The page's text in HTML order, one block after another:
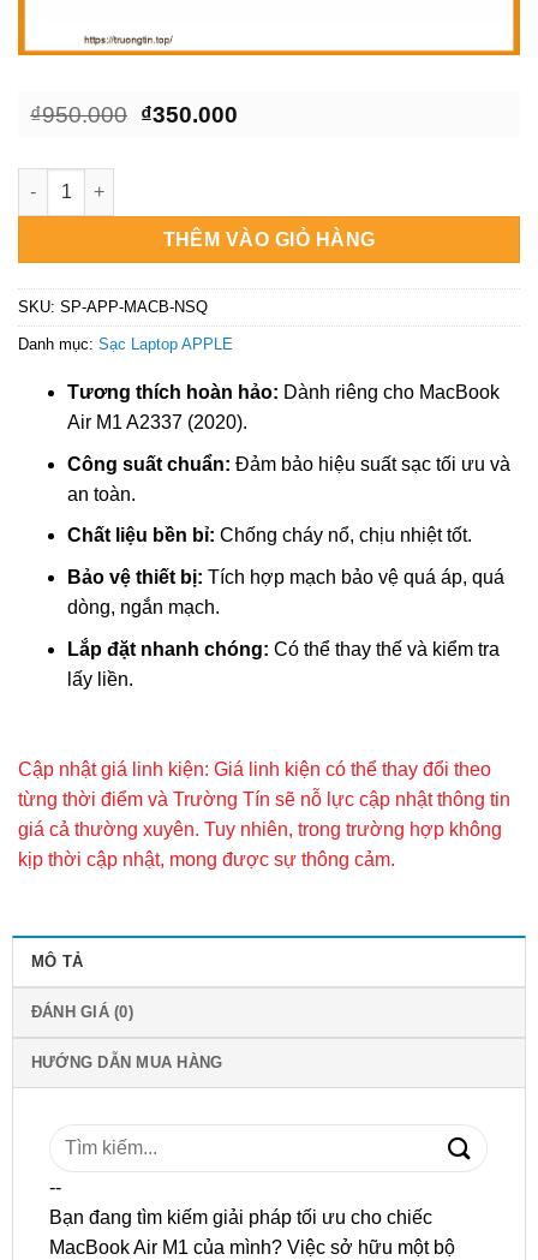
₫950.000 Giá
₫350.000Giá
Sạc Laptop APPLE MacBook Air M1 A2337 (2020) - Thay Thế
THÊM VÀO GIỎ HÀNG
SKU: SP-APP-MACB-NSQ
Danh mục: Sạc Laptop APPLE
Tương thích hoàn hảo: Dành riêng cho MacBook
Air M1 A2337 (2020).
Công suất chuẩn: Đảm bảo hiệu suất sạc tối ưu và
an toàn.
Chất liệu bền bỉ: Chống cháy nổ, chịu nhiệt tốt.
Bảo vệ thiết bị: Tích hợp mạch bảo vệ quá áp, quá
dòng, ngắn mạch.
Lắp đặt nhanh chóng: Có thể thay thế và kiểm tra
lấy liền.
Cập nhật giá linh kiện: Giá linh kiện có thể thay đổi theo
từng thời điểm và Trường Tín sẽ nỗ lực cập nhật thông tin
giá cả thường xuyên. Tuy nhiên, trong trường hợp không
kịp thời cập nhật, mong được sự thông cảm.
MÔ TẢ
ĐÁNH GIÁ (0)
HƯỚNG DẪN MUA HÀNG
Tìm
--
Bạn đang tìm kiếm giải pháp tối ưu cho chiếc
MacBook Air M1 của mình? Việc sở hữu một bộ